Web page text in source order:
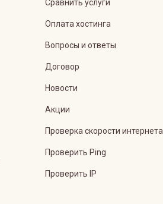
Сравнить услуги
Оплата хостинга
Вопросы и ответы
Договор
Новости
Акции
Проверка скорости интернета
Проверить Ping
Проверить IP